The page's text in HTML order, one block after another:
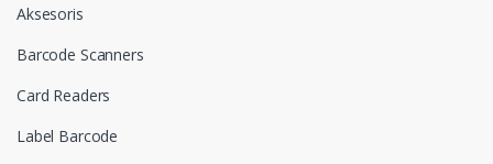
Aksesoris
Barcode Scanners
Card Readers
Label Barcode